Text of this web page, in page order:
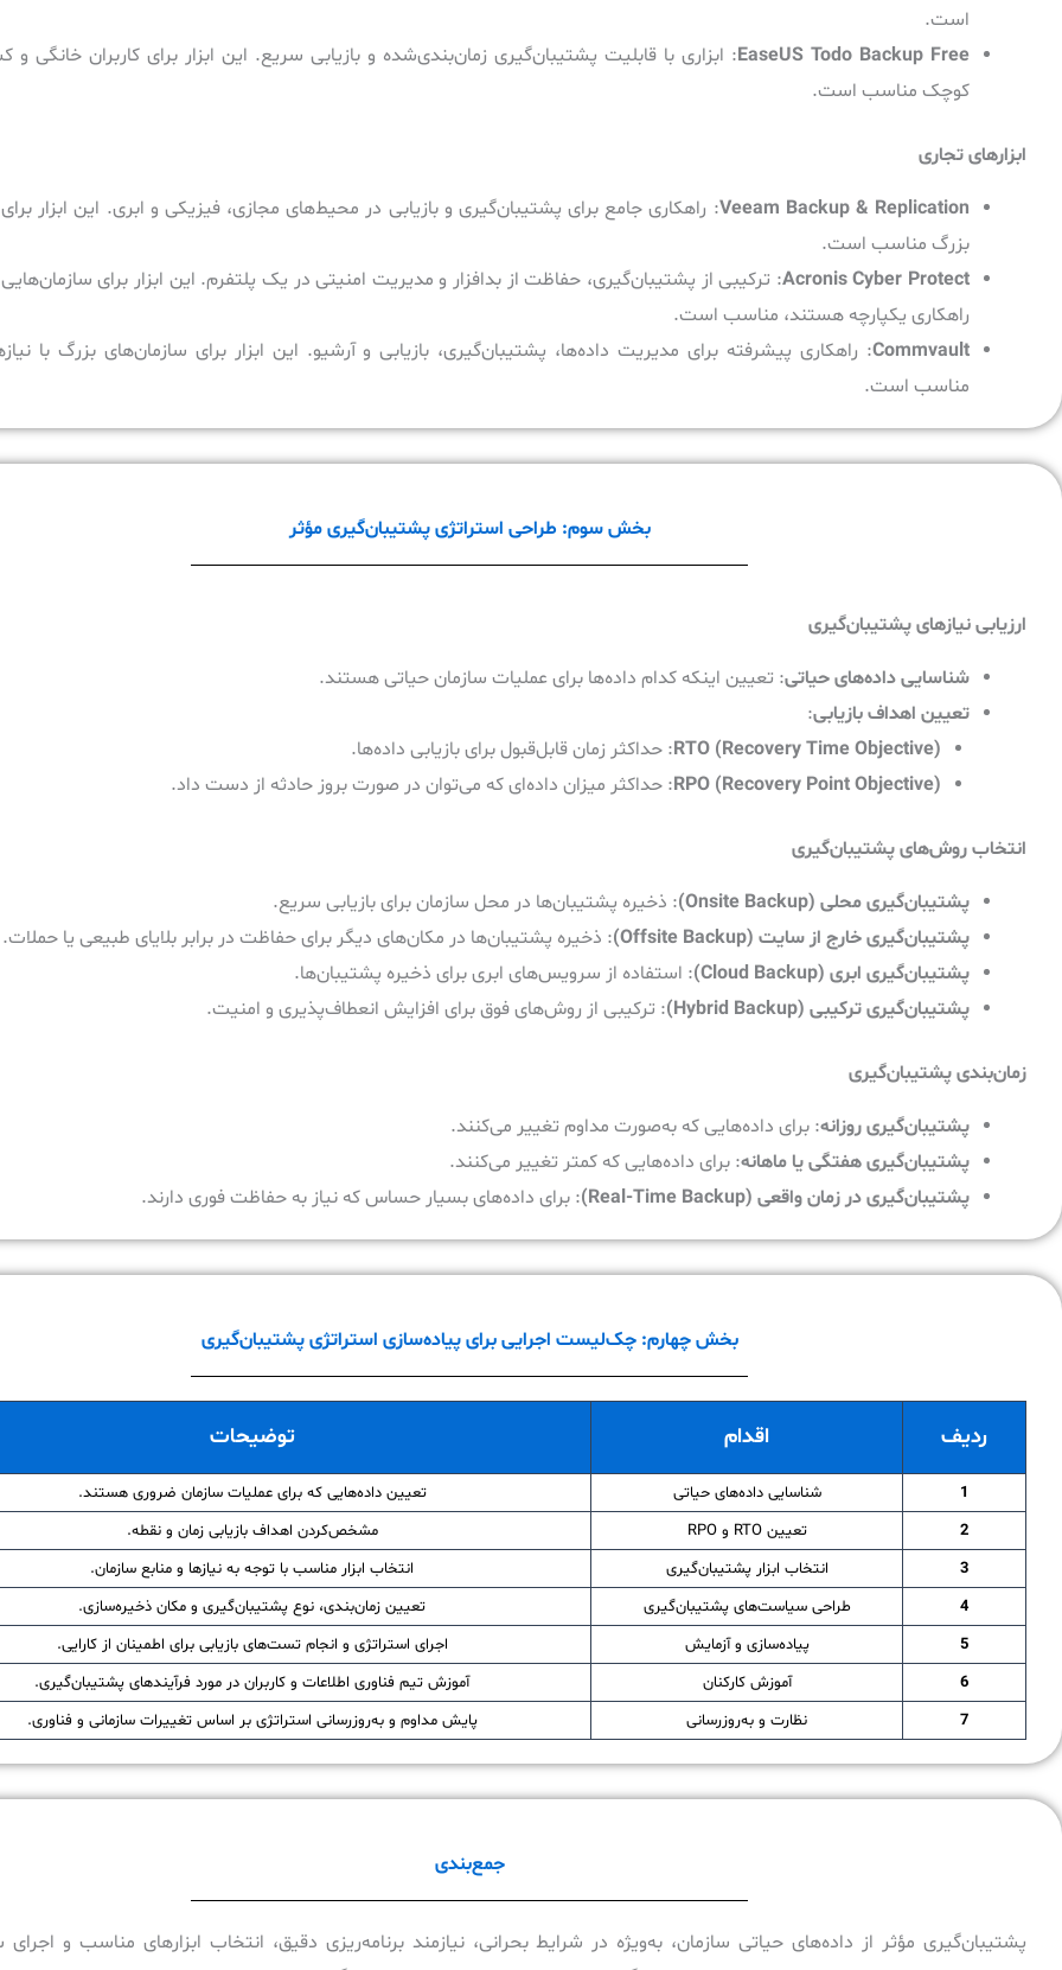
است.
EaseUS Todo Backup Free: ابزاری با قابلیت پشتیبان‌گیری زمان‌بندی‌شده و بازیابی سریع. این ابزار برای کاربران خانگی و
کوچک مناسب است.
ابزارهای تجاری
Veeam Backup & Replication: راهکاری جامع برای پشتیبان‌گیری و بازیابی در محیط‌های مجازی، فیزیکی و ابری. این ابزار
بزرگ مناسب است.
Acronis Cyber Protect: ترکیبی از پشتیبان‌گیری، حفاظت از بدافزار و مدیریت امنیتی در یک پلتفرم. این ابزار برای
راهکاری یکپارچه هستند، مناسب است.
Commvault: راهکاری پیشرفته برای مدیریت داده‌ها، پشتیبان‌گیری، بازیابی و آرشیو. این ابزار برای سازمان‌های بزرگ با
مناسب است.
بخش سوم: طراحی استراتژی پشتیبان‌گیری مؤثر
ارزیابی نیازهای پشتیبان‌گیری
شناسایی داده‌های حیاتی: تعیین اینکه کدام داده‌ها برای عملیات سازمان حیاتی هستند.
تعیین اهداف بازیابی:
RTO (Recovery Time Objective): حداکثر زمان قابل‌قبول برای بازیابی داده‌ها.
RPO (Recovery Point Objective): حداکثر میزان داده‌ای که می‌توان در صورت بروز حادثه از دست داد.
انتخاب روش‌های پشتیبان‌گیری
پشتیبان‌گیری محلی (Onsite Backup)
: ذخیره پشتیبان‌ها در محل سازمان برای بازیابی سریع.
پشتیبان‌گیری خارج از سایت (Offsite Backup)
: ذخیره پشتیبان‌ها در مکان‌های دیگر برای حفاظت در برابر بلایای طبیعی یا حملات.
پشتیبان‌گیری ابری (Cloud Backup)
: استفاده از سرویس‌های ابری برای ذخیره پشتیبان‌ها.
پشتیبان‌گیری ترکیبی (Hybrid Backup) : ترکیبی از روش‌های فوق برای افزایش انعطاف‌پذیری و امنیت.
زمان‌بندی پشتیبان‌گیری
پشتیبان‌گیری روزانه: برای داده‌هایی که به‌صورت مداوم تغییر می‌کنند.
پشتیبان‌گیری هفتگی یا ماهانه: برای داده‌هایی که کمتر تغییر می‌کنند.
پشتیبان‌گیری در زمان واقعی (Real-Time Backup) : برای داده‌های بسیار حساس که نیاز به حفاظت فوری دارند.
بخش چهارم: چک‌لیست اجرایی برای پیاده‌سازی استراتژی پشتیبان‌گیری
ردیف اقدام توضیحات
1 شناسایی داده‌های حیاتی
تعیین داده‌هایی که برای عملیات سازمان ضروری هستند.
2
تعیین RTO و RPO
مشخص‌کردن اهداف بازیابی زمان و نقطه.
3
انتخاب ابزار پشتیبان‌گیری
انتخاب ابزار مناسب با توجه به نیازها و منابع سازمان.
4
طراحی سیاست‌های پشتیبان‌گیری
تعیین زمان‌بندی، نوع پشتیبان‌گیری و مکان ذخیره‌سازی.
5
پیاده‌سازی و آزمایش
اجرای استراتژی و انجام تست‌های بازیابی برای اطمینان از کارایی.
6
آموزش کارکنان
آموزش تیم فناوری اطلاعات و کاربران در مورد فرآیندهای پشتیبان‌گیری.
7
نظارت و به‌روزرسانی پایش مداوم و به‌روزرسانی استراتژی بر اساس تغییرات سازمانی و فناوری.
جمع‌بندی
پشتیبان‌گیری مؤثر از داده‌های حیاتی سازمان، به‌ویژه در شرایط بحرانی، نیازمند برنامه‌ریزی دقیق، انتخاب ابزارهای مناسب و